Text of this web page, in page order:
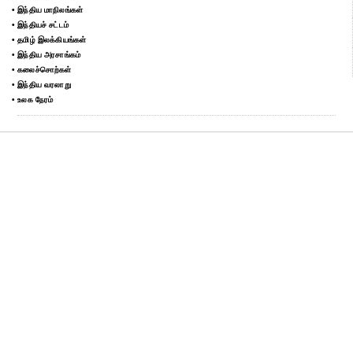
• இந்திய மாநிலங்கள்
• இந்தியச் சட்டம்
• தமிழ் இலக்கியங்கள்
• இந்திய அரசாங்கம்
• கலைச்சொற்கள்
• இந்திய வரலாறு
• உலக நேரம்